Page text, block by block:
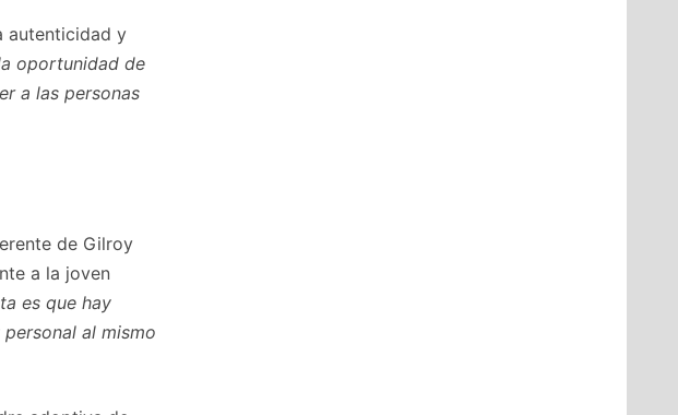
autenticidad y
oportunidad de
a las personas
de Gilroy
a la joven
es que hay
al mismo